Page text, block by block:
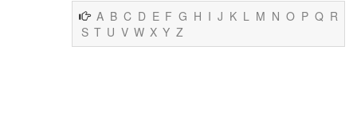
A B C D E F G H I J K L M N O P Q R
S T U V W X Y Z